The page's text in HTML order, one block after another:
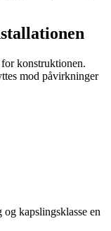
konstruktionen.
mod påvirkninger
kapslingsklasse en